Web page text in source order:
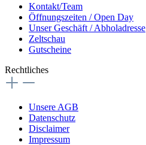
Kontakt/Team
Öffnungszeiten / Open Day
Unser Geschäft / Abholadresse
Zeltschau
Gutscheine
Rechtliches
Unsere AGB
Datenschutz
Disclaimer
Impressum